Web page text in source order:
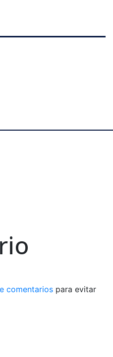
comentarios para evitar